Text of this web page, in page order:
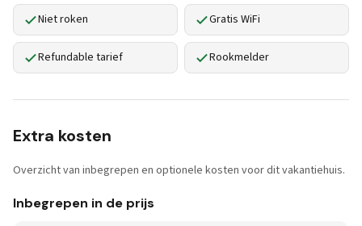
Niet roken Gratis WiFi
Refundable tarief Rookmelder
Extra kosten
Overzicht van inbegrepen en optionele kosten voor dit vakantiehuis.
Inbegrepen in de prijs